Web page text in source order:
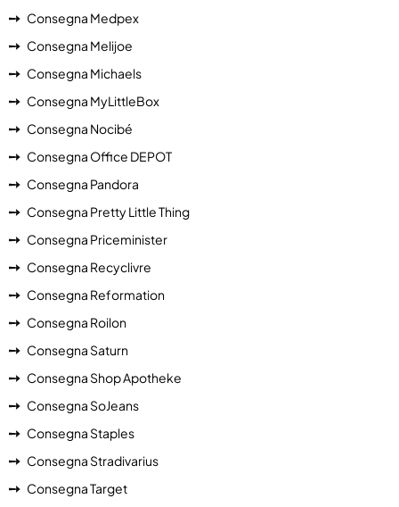
Consegna Medpex
Consegna Melijoe
Consegna Michaels
Consegna MyLittleBox
Consegna Nocibé
Consegna Office DEPOT
Consegna Pandora
Consegna Pretty Little Thing
Consegna Priceminister
Consegna Recyclivre
Consegna Reformation
Consegna Roilon
Consegna Saturn
Consegna Shop Apotheke
Consegna SoJeans
Consegna Staples
Consegna Stradivarius
Consegna Target